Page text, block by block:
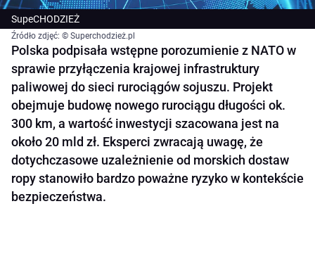
SupeCHODZIEŻ
Źródło zdjęć: © Superchodzież.pl
Polska podpisała wstępne porozumienie z NATO w
sprawie przyłączenia krajowej infrastruktury
paliwowej do sieci rurociągów sojuszu. Projekt
obejmuje budowę nowego rurociągu długości ok.
300 km, a wartość inwestycji szacowana jest na
około 20 mld zł. Eksperci zwracają uwagę, że
dotychczasowe uzależnienie od morskich dostaw
ropy stanowiło bardzo poważne ryzyko w kontekście
bezpieczeństwa.